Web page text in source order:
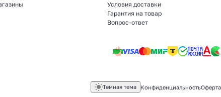
Условия доставки
Гарантия на товар
Вопрос-ответ
Темная тема КонфиденциальностьОферта